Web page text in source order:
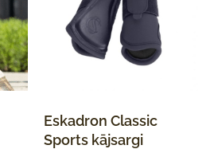
Eskadron Classic
Sports kājsargi